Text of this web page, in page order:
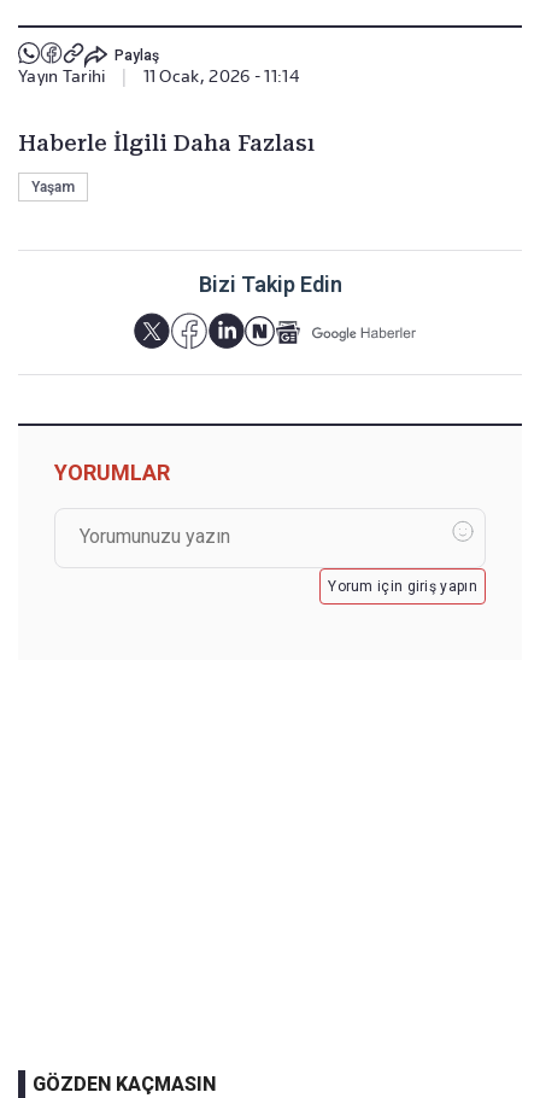
Paylaş
Yayın Tarihi 11 Ocak, 2026 - 11:14
Haberle İlgili Daha Fazlası
Yaşam
Bizi Takip Edin
YORUMLAR
Yorum için giriş yapın
GÖZDEN KAÇMASIN